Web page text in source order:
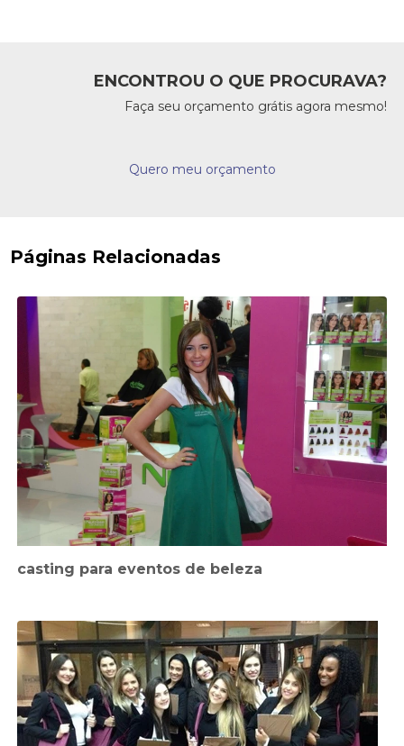
ENCONTROU O QUE PROCURAVA?
Faça seu orçamento grátis agora mesmo!
Quero meu orçamento
Páginas Relacionadas
casting para eventos de beleza